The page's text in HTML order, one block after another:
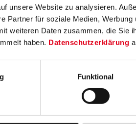
unsere Website zu analysieren.
Partner für soziale Medien,
weiteren Daten zusammen, die Sie
haben. Datenschutzerklärung
Funktional